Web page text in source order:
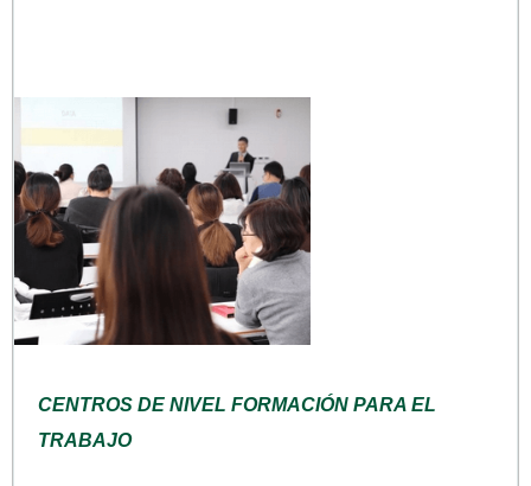
CENTROS DE NIVEL FORMACIÓN PARA EL
TRABAJO